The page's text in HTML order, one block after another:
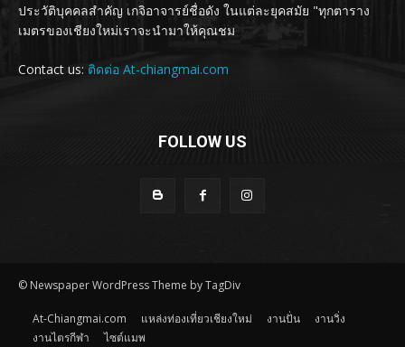
ประวัติบุคคลสำคัญ เกจิอาจารย์ชื่อดัง ในแต่ละยุคสมัย "ทุกตาราง
เมตรของเชียงใหม่เราจะนำมาให้คุณชม
Contact us: ติดต่อ At-chiangmai.com
FOLLOW US
© Newspaper WordPress Theme by TagDiv
At-Chiangmai.com แหล่งท่องเที่ยวเชียงใหม่ งานปั่น
งานวิ่ง
งานไตรกีฬา
ไซต์แมพ